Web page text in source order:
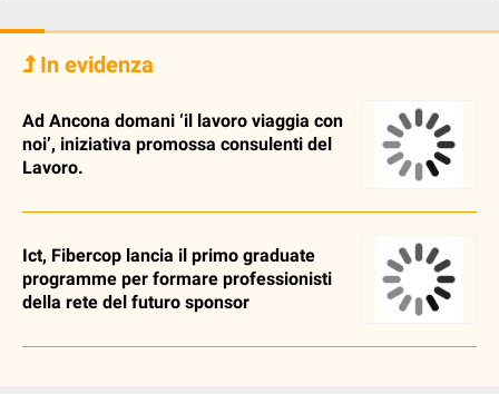
In evidenza
Ad Ancona domani ‘il lavoro viaggia con
noi’, iniziativa promossa consulenti del
Lavoro.
Ict, Fibercop lancia il primo graduate
programme per formare professionisti
della rete del futuro sponsor